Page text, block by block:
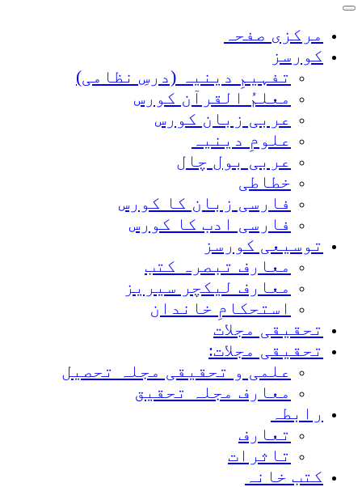
مرکزی صفحہ
کورسز
تفہیمِ دینیہ (درسِ نظامی)
معلمُ القرآن کورس
عربی زبان کورس
علومِ دینیہ
عربی بول چال
خطاطی
فارسی زبان کا کورس
فارسی ادب کا کورس
توسیعی کورسز
معارف تبصرہ کتب
معارف لیکچر سیریز
استحکامِ خاندان
تحقیقی مجلات
تحقیقی مجلات:
علمی و تحقیقی مجلہ تحصیل
معارف مجلہ تحقیق
رابطہ
تعارف
تاثرات
کتب خانہ